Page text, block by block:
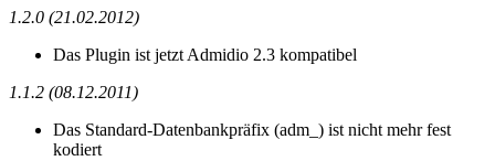
1.2.0 (21.02.2012)
Das Plugin ist jetzt Admidio 2.3 kompatibel
1.1.2 (08.12.2011)
Das Standard-Datenbankpräfix (adm_) ist nicht mehr fest
kodiert